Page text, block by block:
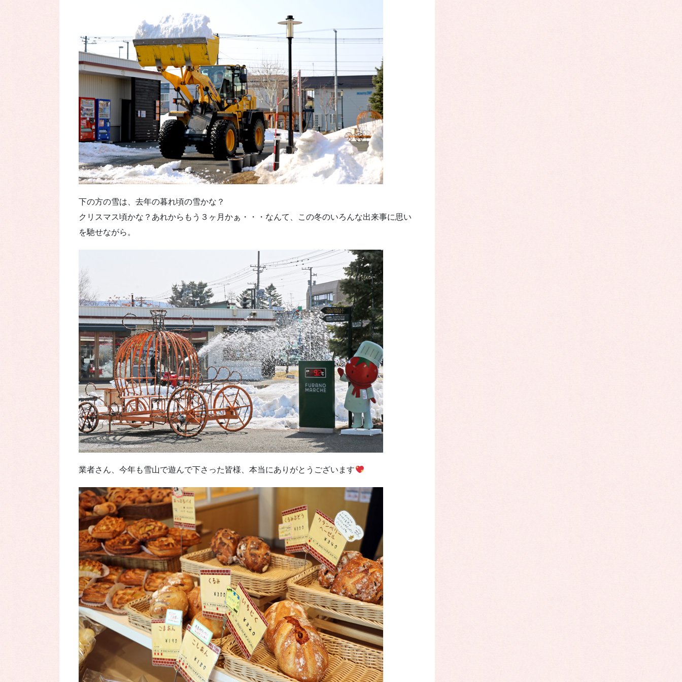
下の方の雪は、去年の暮れ頃の雪かな？
クリスマス頃かな？あれからもう３ヶ月かぁ・・・なんて、この冬のいろんな出来事に思い
を馳せながら。
業者さん、今年も雪山で遊んで下さった皆様、本当にありがとうございます